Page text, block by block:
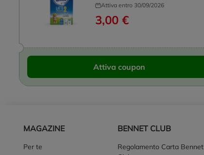
Attiva entro 30/09/2026
3,00 €
Attiva coupon
MAGAZINE
Per te
BENNET CLUB
Regolamento Carta Bennet